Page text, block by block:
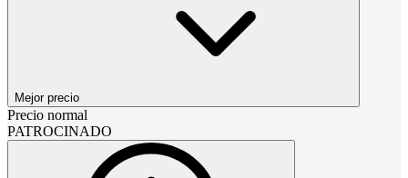
Mejor precio
Precio normal
PATROCINADO